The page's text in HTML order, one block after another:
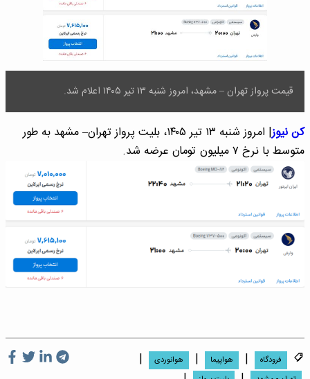
قیمت پرواز تهران – مشهد، امروز شنبه ۱۳ تیر ۱۴۰۵ اعلام شد.
کن نیوز
| امروز شنبه ۱۳ تیر ۱۴۰۵، بلیت پرواز تهران– مشهد به طور
متوسط با نرخ ۷ میلیون تومان عرضه شد.
فرودگاه | هواپیما | هوانوردی |